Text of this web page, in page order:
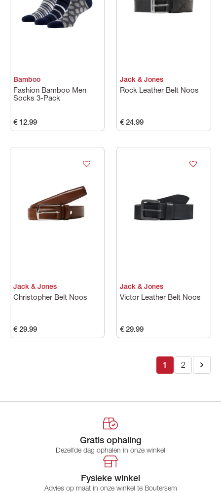
Bamboo
Fashion Bamboo Men
Socks 3-Pack
€ 12.99
Jack & Jones
Rock Leather Belt Noos
€ 24.99
Jack & Jones
Christopher Belt Noos
€ 29.99
Jack & Jones
Victor Leather Belt Noos
€ 29.99
1 2
Gratis ophaling
Dezelfde dag ophalen in onze winkel
Fysieke winkel
Advies op maat in onze winkel te Boutersem